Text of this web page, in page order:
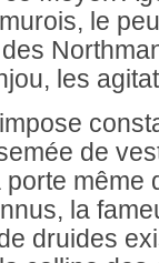
le
les
de
porte même
la
druides